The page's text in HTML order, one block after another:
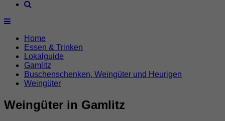
Home
Essen & Trinken
Lokalguide
Gamlitz
Buschenschenken, Weingüter und Heurigen
Weingüter
Weingüter in Gamlitz